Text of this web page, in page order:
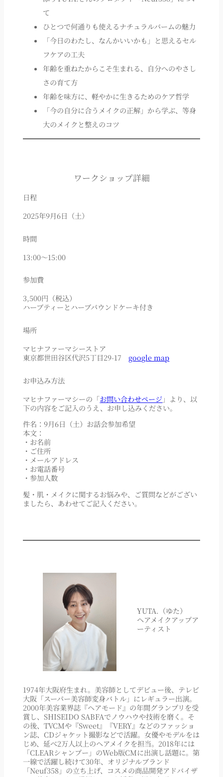
て
ひとつで何通りも使えるナチュラルバームの魅力
「今日のわたし、なんかいいかも」と思えるセル
フケアの工夫
年齢を重ねたからこそ生まれる、自分へのやさし
さの育て方
年齢を味方に、軽やかに生きるためのケア哲学
「今の自分に合うメイクの正解」から学ぶ、等身
大のメイクと整えのコツ
ワークショップ詳細
日程
2025年9月6日（土）
時間
13:00〜15:00
参加費
3,500円（税込）
ハーブティーとハーブパウンドケーキ付き
場所
マヒナファーマシーストア
東京都世田谷区代沢5丁目29-17 google map
お申込み方法
マヒナファーマシーの「お問い合わせページ 」より、以
下の内容をご記入のうえ、お申し込みください。
件名：9月6日（土）お話会参加希望
本文：
・お名前
・ご住所
・メールアドレス
・お電話番号
・参加人数
髪・肌・メイクに関するお悩みや、ご質問などがござい
ましたら、あわせてご記入ください。
YUTA.（ゆた）
ヘアメイクアップア
ーティスト
1974年大阪府生まれ。美容師としてデビュー後、テレビ
大阪「スーパー美容師変身バトル」にレギュラー出演。
2000年美容業界誌『ヘアモード』の年間グランプリを受
賞し、SHISEIDO SABFAでノウハウや技術を磨く。そ
の後、TVCMや『Sweet』『VERY』などのファッショ
ン誌、CDジャケット撮影などで活躍。女優やモデルをは
じめ、延べ2万人以上のヘアメイクを担当。2018年には
「CLEARシャンプー」のWeb版CMに出演し話題に。第
一線で活躍し続けて30年、オリジナルブランド
「Neuf358」の立ち上げ、コスメの商品開発アドバイザ